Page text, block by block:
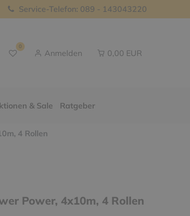
Service-Telefon: 089 - 143043220
0
Anmelden 0,00 EUR
& Sale Ratgeber
4 Rollen
Power, 4x10m, 4 Rollen